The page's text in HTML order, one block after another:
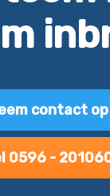
contact op
0596 -